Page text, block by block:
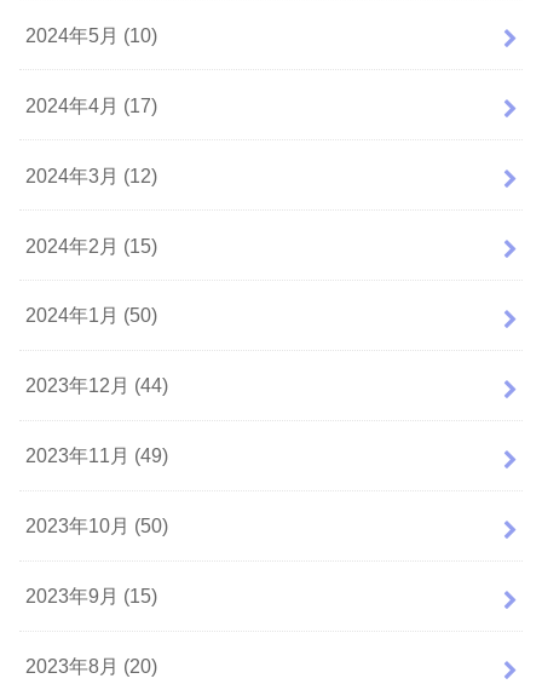
2024年5月 (10)
2024年4月 (17)
2024年3月 (12)
2024年2月 (15)
2024年1月 (50)
2023年12月 (44)
2023年11月 (49)
2023年10月 (50)
2023年9月 (15)
2023年8月 (20)